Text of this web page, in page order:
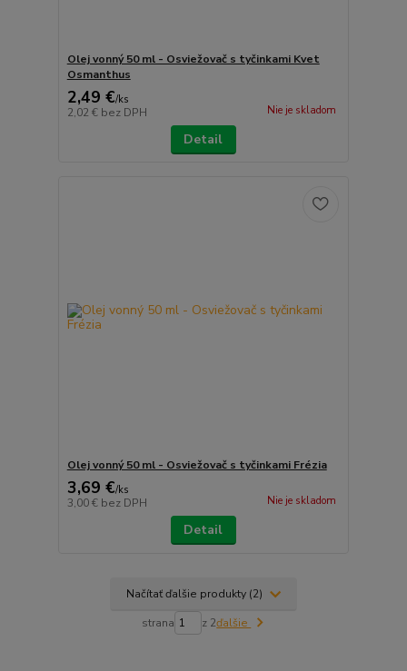
Olej vonný 50 ml - Osviežovač s tyčinkami Kvet
Osmanthus
2,49 €/ks
2,02 € bez DPH Nie je skladom
Detail
Olej vonný 50 ml - Osviežovač s tyčinkami Frézia
3,69 €/ks
3,00 € bez DPH Nie je skladom
Detail
Načítať ďalšie produkty (2)
strana z 2ďalšie